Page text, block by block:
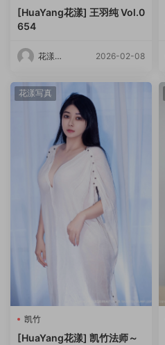
[HuaYang花漾] 王羽纯 Vol.0
654
花漾
2026-02-08
花漾写真
凯竹
[HuaYang花漾] 凯竹法师～